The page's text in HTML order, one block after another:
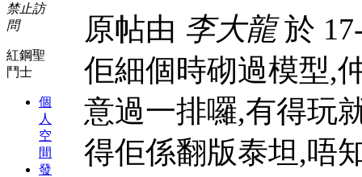
禁止訪
問
紅鋼聖
鬥士
個
人
空
間
發
原帖由 李大龍於
佢細個時砌過模型,
意過一排囉,有得玩
得佢係翻版泰坦,唔